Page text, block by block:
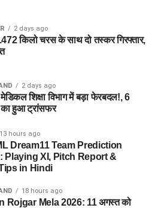
2 days ago
किलो चरस के साथ दो तस्कर गिरफ्तार,
2 days ago
शिक्षा विभाग में बड़ा फेरबदल!, 6
का हुआ ट्रांसफर
13 hours ago
Dream11 Team Prediction
Playing XI, Pitch Report &
in Hindi
18 hours ago
Rojgar Mela 2026: 11 अगस्त को